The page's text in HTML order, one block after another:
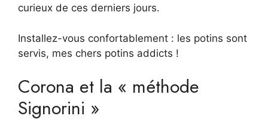
curieux de ces derniers jours.
Installez-vous confortablement : les potins sont
servis, mes chers potins addicts !
Corona et la « méthode
Signorini »